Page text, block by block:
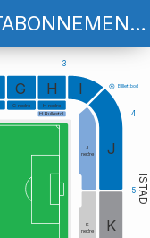
SESONGKORTABONNEMENT MOLDE FK
G nedre H nedre
J
nedre
K
nedre
H Rullestol
G H I
J
K
3
4
5
Billlettbod
ISTAD